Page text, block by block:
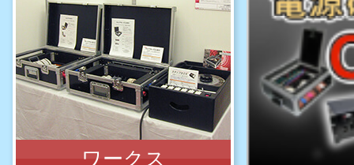
21460W
新品
税込販売価格
ワークス